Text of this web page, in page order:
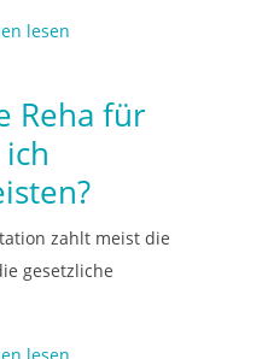
lesen
Reha für
zahlt meist die
gesetzliche
lesen